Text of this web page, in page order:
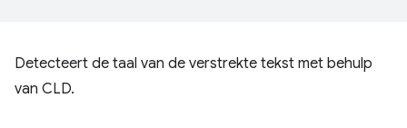
Detecteert de taal van de verstrekte tekst met behulp
van CLD.